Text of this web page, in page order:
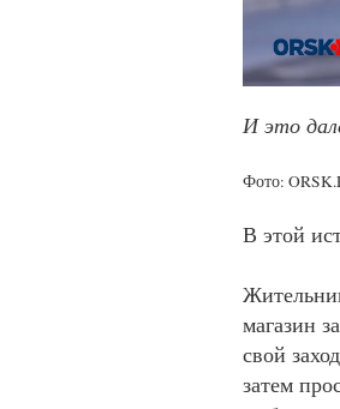
И это
Фото:
В этой
магазин
свой
затем